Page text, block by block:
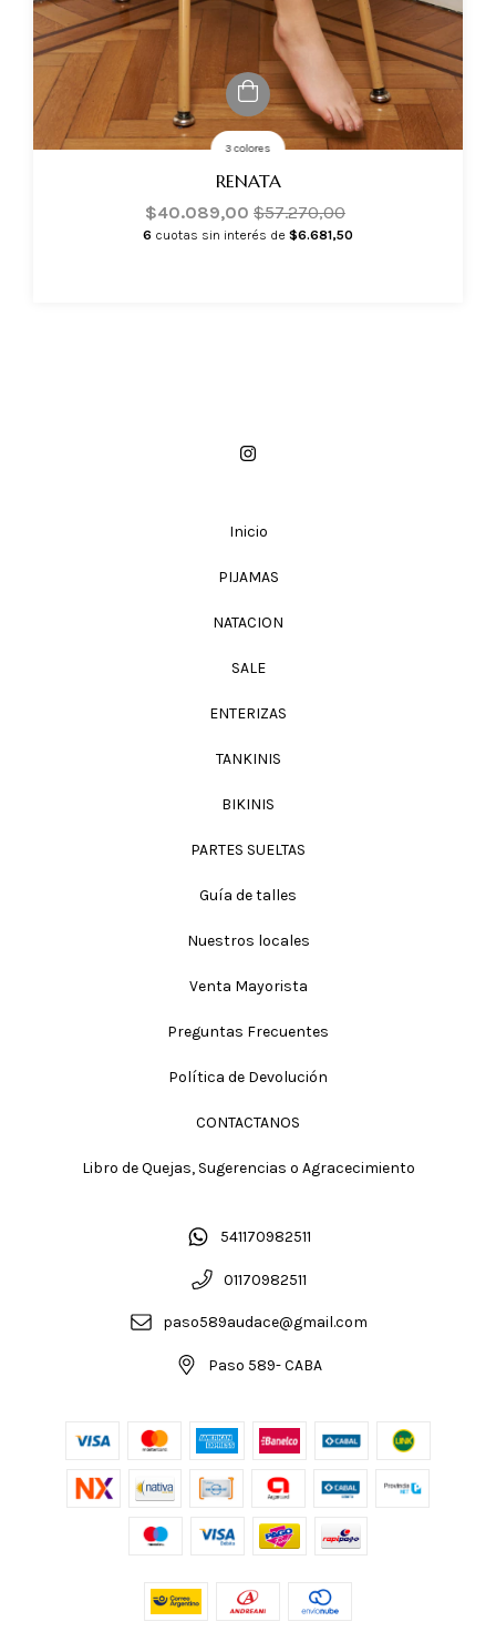
3 colores
RENATA
$40.089,00 $57.270,00
6 cuotas sin interés de $6.681,50
Inicio
PIJAMAS
NATACION
SALE
ENTERIZAS
TANKINIS
BIKINIS
PARTES SUELTAS
Guía de talles
Nuestros locales
Venta Mayorista
Preguntas Frecuentes
Política de Devolución
CONTACTANOS
Libro de Quejas, Sugerencias o Agracecimiento
541170982511
01170982511
paso589audace@gmail.com
Paso 589- CABA